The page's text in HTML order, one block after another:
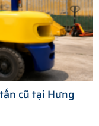
cũ tại Hưng